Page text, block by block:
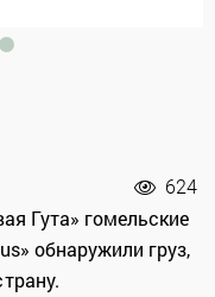
624
Гута» гомельские
обнаружили груз,